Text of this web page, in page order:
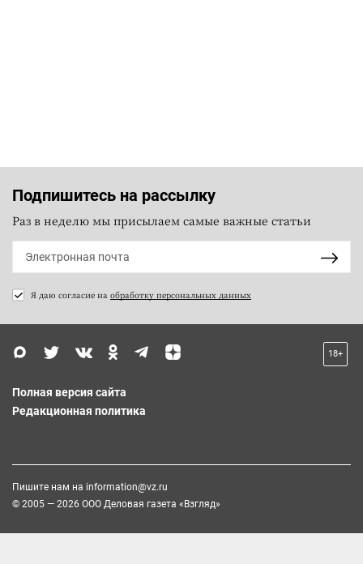
Подпишитесь на рассылку
Раз в неделю мы присылаем самые важные статьи
Я даю согласие на обработку персональных данных
18+
Полная версия сайта
Редакционная политика
Пишите нам на information@vz.ru
© 2005 — 2026 ООО Деловая газета «Взгляд»